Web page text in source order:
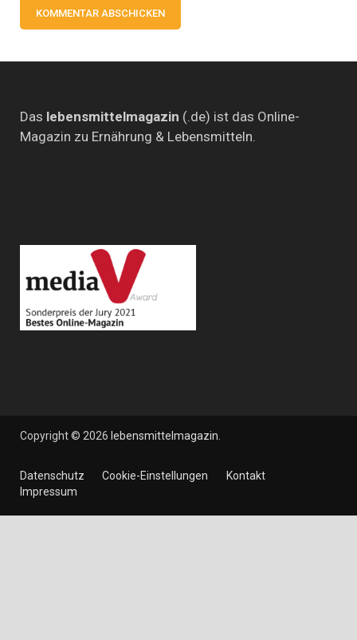
Das lebensmittelmagazin (.de) ist das Online-
Magazin zu Ernährung & Lebensmitteln.
Copyright © 2026 lebensmittelmagazin
Datenschutz Cookie-Einstellungen
Kontakt
Impressum